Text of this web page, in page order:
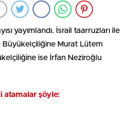
yayımlandı. İsrail taarruzları ile
Murat Lütem
ise İrfan Neziroğlu
atamalar şöyle: